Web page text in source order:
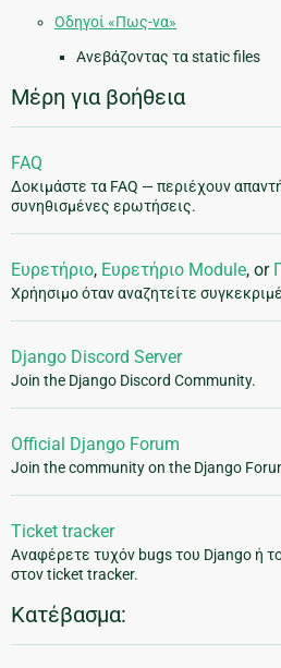
Οδηγοί «Πως-να»
Ανεβάζοντας τα static files
Μέρη για βοήθεια
FAQ
Δοκιμάστε τα FAQ — περιέχουν
συνηθισμένες ερωτήσεις.
Ευρετήριο, Ευρετήριο Module, or
Χρήησιμο όταν αναζητείτε
Django Discord Server
Join the Django Discord Community.
Official Django Forum
Join the community on the Django
Ticket tracker
Αναφέρετε τυχόν bugs του Django ή
στον ticket tracker.
Κατέβασμα: